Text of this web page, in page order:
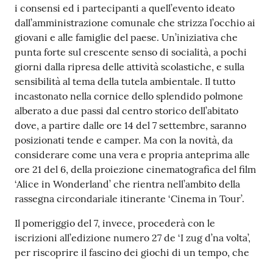
i consensi ed i partecipanti a quell’evento ideato
dall’amministrazione comunale che strizza l’occhio ai
giovani e alle famiglie del paese. Un’iniziativa che
punta forte sul crescente senso di socialità, a pochi
giorni dalla ripresa delle attività scolastiche, e sulla
sensibilità al tema della tutela ambientale. Il tutto
incastonato nella cornice dello splendido polmone
alberato a due passi dal centro storico dell’abitato
dove, a partire dalle ore 14 del 7 settembre, saranno
posizionati tende e camper. Ma con la novità, da
considerare come una vera e propria anteprima alle
ore 21 del 6, della proiezione cinematografica del film
‘Alice in Wonderland’ che rientra nell’ambito della
rassegna circondariale itinerante ‘Cinema in Tour’.
Il pomeriggio del 7, invece, procederà con le
iscrizioni all’edizione numero 27 de ‘I zug d’na volta’,
per riscoprire il fascino dei giochi di un tempo, che